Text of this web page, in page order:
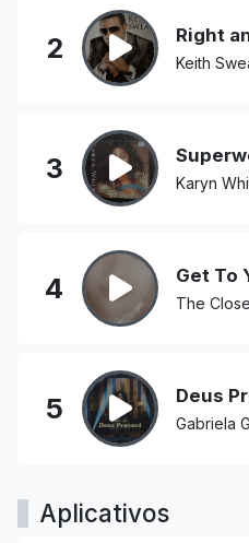
2 Right
Keith
3 Karyn
4 Get To
The
5 Deus
Gabriela
Aplicativos